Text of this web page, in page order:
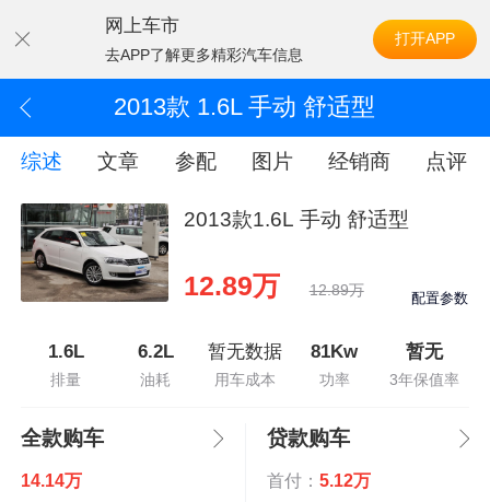
网上车市
去APP了解更多精彩汽车信息
打开APP
2013款 1.6L 手动 舒适型
综述 文章 参配 图片 经销商 点评
2013款1.6L 手动 舒适型
12.89万 12.89万 配置参数
1.6L
排量
6.2L
油耗
暂无数据
用车成本
81Kw
功率
暂无
3年保值率
全款购车
14.14万
贷款购车
首付： 5.12万